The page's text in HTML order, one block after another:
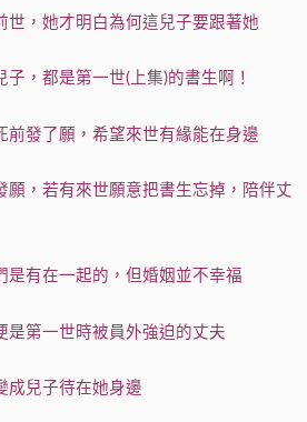
世，她才明白為何這兒子要跟著她
，都是第一世(上集)的書生啊！
前發了願，希望來世有緣能在身邊
願，若有來世願意把書生忘掉，陪伴丈
是有在一起的，但婚姻並不幸福
是第一世時被員外強迫的丈夫
成兒子待在她身邊